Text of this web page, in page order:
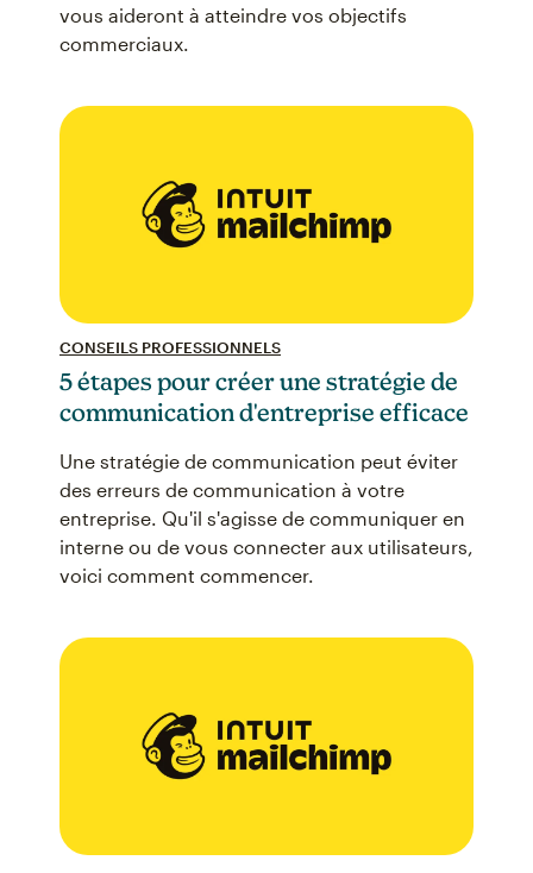
vous aideront à atteindre vos objectifs
commerciaux.
CONSEILS PROFESSIONNELS
5 étapes pour créer une stratégie de
communication d'entreprise efficace
Une stratégie de communication peut éviter
des erreurs de communication à votre
entreprise. Qu'il s'agisse de communiquer en
interne ou de vous connecter aux utilisateurs,
voici comment commencer.